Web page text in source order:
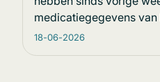
medicatiegegevens van
18-06-2026